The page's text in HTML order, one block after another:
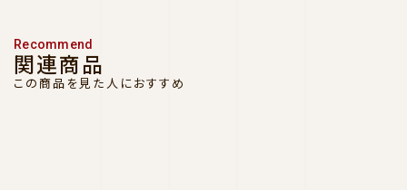
Recommend
関連商品
この商品を見た人におすすめ